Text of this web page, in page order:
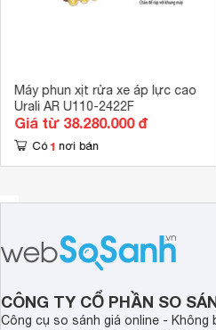
Máy phun xịt rửa xe áp lực cao
Urali AR U110-2422F
Giá từ 38.280.000 đ
Có 1 nơi bán
CÔNG TY CỔ PHẦN SO
Công cụ so sánh giá online - Không